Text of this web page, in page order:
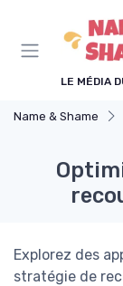
LE MÉDIA
Name & Shame
Explorez des
stratégie de